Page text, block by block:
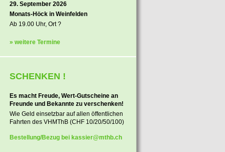
29. September 2026
Monats-Höck in Weinfelden
Ab 19.00 Uhr, Ort ?
» weitere Termine
SCHENKEN !
Es macht Freude, Wert-Gutscheine an
Freunde und Bekannte zu verschenken!
Wie Geld einsetzbar auf allen öffentlichen
Fahrten des VHMThB (CHF 10/20/50/100)
Bestellung/Bezug bei kassier@mthb.ch